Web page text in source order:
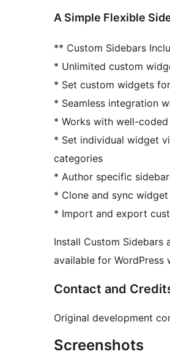
A Simple Flexible
** Custom Sidebars
* Unlimited custom
* Set custom widgets
* Seamless integration
* Works with well-
* Set individual widget
categories
* Author specific
* Clone and sync
* Import and export
Install Custom Sidebars
available for
Contact and
Original development
Screenshots